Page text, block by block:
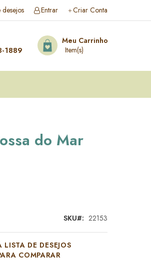
desejos Entrar Criar Conta
Meu Carrinho
1889
do Mar
SKU 22153
DE DESEJOS
COMPARAR